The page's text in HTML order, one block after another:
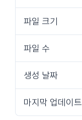
컨설팅
이벤트 & 세미나
블로그
파일 크기
파일 수
생성 날짜
마지막 업데이트